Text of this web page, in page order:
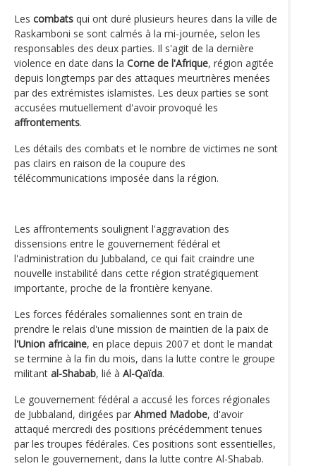
Les combats qui ont duré plusieurs heures dans la ville de
Raskamboni se sont calmés à la mi-journée, selon les
responsables des deux parties. Il s'agit de la dernière
violence en date dans la Corne de l'Afrique, région agitée
depuis longtemps par des attaques meurtrières menées
par des extrémistes islamistes. Les deux parties se sont
accusées mutuellement d'avoir provoqué les
affrontements.
Les détails des combats et le nombre de victimes ne sont
pas clairs en raison de la coupure des
télécommunications imposée dans la région.
Les affrontements soulignent l'aggravation des
dissensions entre le gouvernement fédéral et
l'administration du Jubbaland, ce qui fait craindre une
nouvelle instabilité dans cette région stratégiquement
importante, proche de la frontière kenyane.
Les forces fédérales somaliennes sont en train de
prendre le relais d'une mission de maintien de la paix de
l'Union africaine, en place depuis 2007 et dont le mandat
se termine à la fin du mois, dans la lutte contre le groupe
militant al-Shabab, lié à Al-Qaïda.
Le gouvernement fédéral a accusé les forces régionales
de Jubbaland, dirigées par Ahmed Madobe, d'avoir
attaqué mercredi des positions précédemment tenues
par les troupes fédérales. Ces positions sont essentielles,
selon le gouvernement, dans la lutte contre Al-Shabab.